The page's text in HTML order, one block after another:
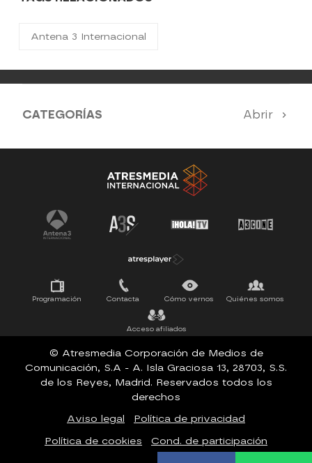
Antena 3 Internacional
CATEGORÍAS Abrir
Antena 3 Noticias El Hormiguero
La Ruleta de la Suerte Tu cara me suena
Pasapalabra
Programación Contacta Cómo vernos Quiénes somos
Acceso afiliados
© Atresmedia Corporación de Medios de
Comunicación, S.A - A. Isla Graciosa 13, 28703, S.S.
de los Reyes, Madrid. Reservados todos los
derechos
Aviso legal
Política de privacidad
Política de cookies
Cond. de participación